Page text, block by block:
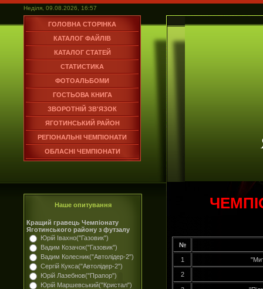
Неділя, 09.08.2026, 16:57
ГОЛОВНА СТОРІНКА
КАТАЛОГ ФАЙЛІВ
КАТАЛОГ СТАТЕЙ
СТАТИСТИКА
ФОТОАЛЬБОМИ
ГОСТЬОВА КНИГА
ЗВОРОТНІЙ ЗВ'ЯЗОК
ЯГОТИНСЬКИЙ РАЙОН
РЕГІОНАЛЬНІ ЧЕМПІОНАТИ
ОБЛАСНІ ЧЕМПІОНАТИ
Наше опитування
Кращий гравець Чемпіонату
Яготинського району з футзалу
Юрій Івахно("Газовик")
Вадим Козачок("Газовик")
Вадим Колесник("Автолідер-2")
Сергій Кукса("Автолідер-2")
Юрій Лазебнов("Прапор")
Юрій Маршевський("Кристал")
№
1
2